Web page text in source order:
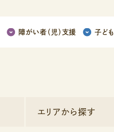
障がい者（児）支援 子ども
エリアから探す